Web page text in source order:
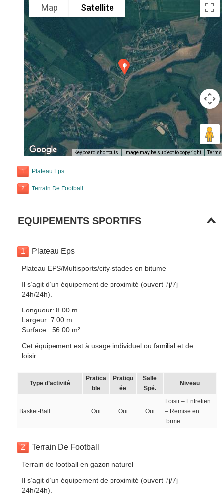
Map Satellite
Keyboard shortcuts Image may be subject to copyright Terms
1 Plateau Eps
2 Terrain De Football
EQUIPEMENTS SPORTIFS
1 Plateau Eps
Plateau EPS/Multisports/city-stades en bitume
Il s’agit d’un équipement de proximité (ouvert 7j/7j –
24h/24h).
Longueur: 8.00 m
Largeur: 7.00 m
Surface : 56.00 m²
Cet équipement est à usage individuel ou familial et de
loisir.
Type d’activité
Pratica
ble
Pratiqu
ée
Salle
Spé.
Niveau
Basket-Ball Oui Oui Oui
Loisir – Entretien
– Remise en
forme
2 Terrain De Football
Terrain de football en gazon naturel
Il s’agit d’un équipement de proximité (ouvert 7j/7j –
24h/24h).